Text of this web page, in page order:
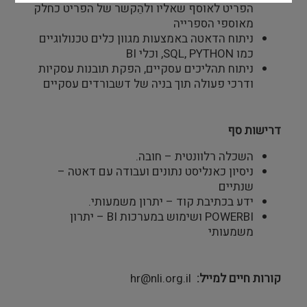
הפריט לאוסף שאליו ולהֵקשר של הפריט כחלק
מאוספי הספרייה
ניתוח הדאטה באמצעות מגוון כלים טכנולוגיים
כמו SQL, PYTHON, וכלי BI
ניתוח תהליכים עסקיים, הפקת תובנות עסקיות
ודרכי פעולה תוך בניה של דשבורדים עסקיים
דרישות סף
השכלה רלוונטית – חובה.
ניסיון כאנליסט נתונים ועבודה עם דאטה –
שנתיים
ידע בכתיבת קוד – יתרון משמעותי.
POWERBI ושימוש במערכות BI – יתרון
משמעותי
קורות חיים למייל hr@nli.org.il